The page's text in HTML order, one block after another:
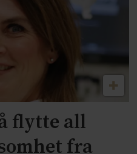
flytte all
fra